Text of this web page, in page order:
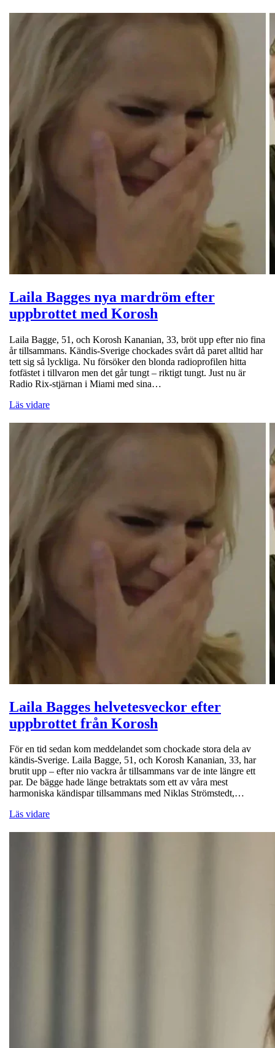
Laila Bagges nya mardröm efter
uppbrottet med Korosh
Laila Bagge, 51, och Korosh Kananian, 33, bröt upp efter nio fina
år tillsammans. Kändis-Sverige chockades svårt då paret alltid har
tett sig så lyckliga. Nu försöker den blonda radioprofilen hitta
fotfästet i tillvaron men det går tungt – riktigt tungt. Just nu är
Radio Rix-stjärnan i Miami med sina…
Läs vidare
Laila Bagges helvetesveckor efter
uppbrottet från Korosh
För en tid sedan kom meddelandet som chockade stora dela av
kändis-Sverige. Laila Bagge, 51, och Korosh Kananian, 33, har
brutit upp – efter nio vackra år tillsammans var de inte längre ett
par. De bägge hade länge betraktats som ett av våra mest
harmoniska kändispar tillsammans med Niklas Strömstedt,…
Läs vidare